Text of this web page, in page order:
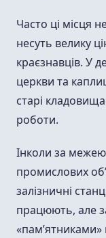
Часто ці місця
несуть велику
краєзнавців. У
церкви та
старі
роботи.
Інколи за межею
промислових
залізничні
працюють, але
«пам’ятниками»